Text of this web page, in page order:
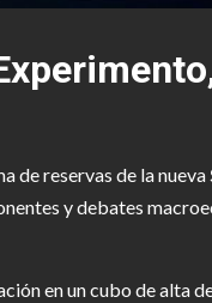
de reservas de la nueva
y debates
en un cubo de alta